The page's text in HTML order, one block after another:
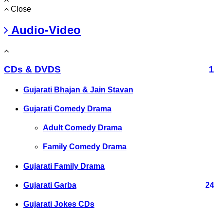
Close
Audio-Video
CDs & DVDS 1
Gujarati Bhajan & Jain Stavan
Gujarati Comedy Drama
Adult Comedy Drama
Family Comedy Drama
Gujarati Family Drama
Gujarati Garba 24
Gujarati Jokes CDs